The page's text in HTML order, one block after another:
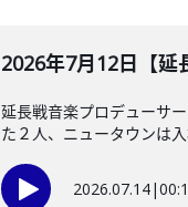
2026年7月12日【延
延長戦音楽プロデューサ
た２人、ニュータウンは
2026.07.14|